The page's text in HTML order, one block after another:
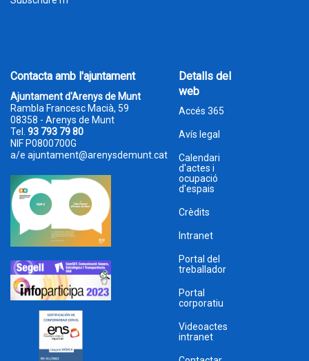
Contacta amb l'ajuntament
Ajuntament d'Arenys de Munt
Rambla Francesc Macià, 59
08358 - Arenys de Munt
Tel. 93 793 79 80
NIF P0800700G
a/e ajuntament@arenysdemunt.cat
Detalls del
web
Accés 365
Avís legal
Calendari
d'actes i
ocupació
d'espais
Crèdits
Intranet
Portal del
treballador
Portal
corporatiu
Videoactes
intranet